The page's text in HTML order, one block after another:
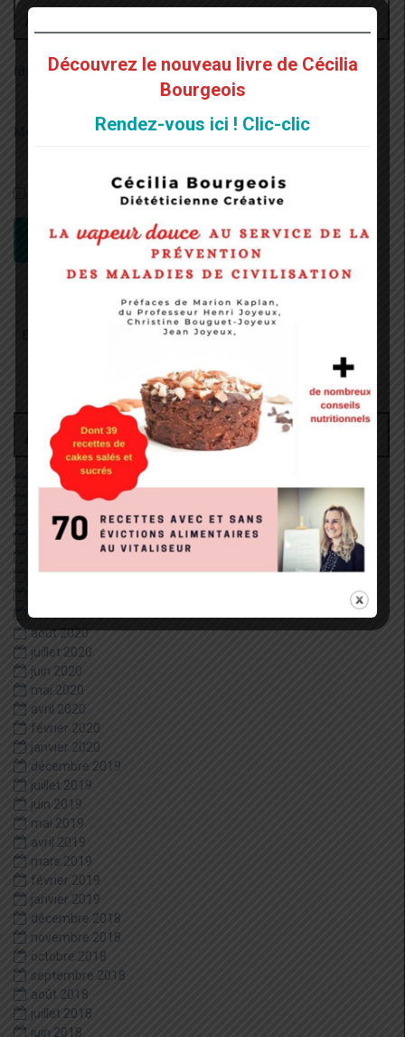
Administrateur
Identifiant:
Mot de passe:
Rester connecté
CONNEXION
Archives
juin 2026
décembre 2022
août 2022
mai 2022
décembre 2020
septembre 2020
août 2020
juillet 2020
juin 2020
mai 2020
avril 2020
février 2020
janvier 2020
décembre 2019
juillet 2019
juin 2019
mai 2019
avril 2019
mars 2019
février 2019
janvier 2019
décembre 2018
novembre 2018
octobre 2018
septembre 2018
août 2018
juillet 2018
juin 2018
Découvrez le nouveau livre de Cécilia
Bourgeois
Rendez-vous ici ! Clic-clic